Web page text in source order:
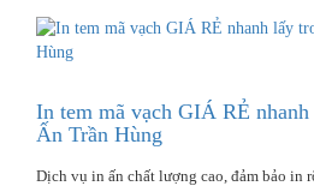
In tem mã vạch GIÁ RẺ
Ấn Trần Hùng
Dịch vụ in ấn chất lượng cao, đảm bảo in